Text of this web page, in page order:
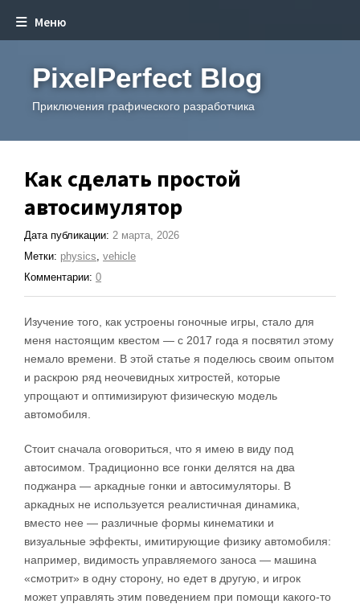
Меню
PixelPerfect Blog
Приключения графического разработчика
Как сделать простой
автосимулятор
Дата публикации: 2 марта, 2026
Метки: physics, vehicle
Комментарии: 0
Изучение того, как устроены гоночные игры, стало для
меня настоящим квестом — с 2017 года я посвятил этому
немало времени. В этой статье я поделюсь своим опытом
и раскрою ряд неочевидных хитростей, которые
упрощают и оптимизируют физическую модель
автомобиля.
Стоит сначала оговориться, что я имею в виду под
автосимом. Традиционно все гонки делятся на два
поджанра — аркадные гонки и автосимуляторы. В
аркадных не используется реалистичная динамика,
вместо нее — различные формы кинематики и
визуальные эффекты, имитирующие физику автомобиля:
например, видимость управляемого заноса — машина
«смотрит» в одну сторону, но едет в другую, и игрок
может управлять этим поведением при помощи какого-то